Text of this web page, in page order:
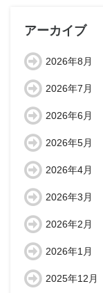
アーカイブ
2026年8月
2026年7月
2026年6月
2026年5月
2026年4月
2026年3月
2026年2月
2026年1月
2025年12月